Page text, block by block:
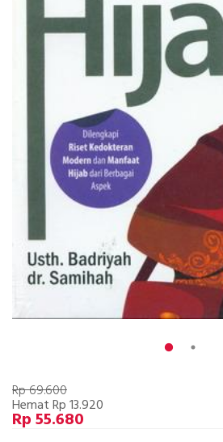
Rp 69.600
Hemat Rp 13.920
Rp 55.680